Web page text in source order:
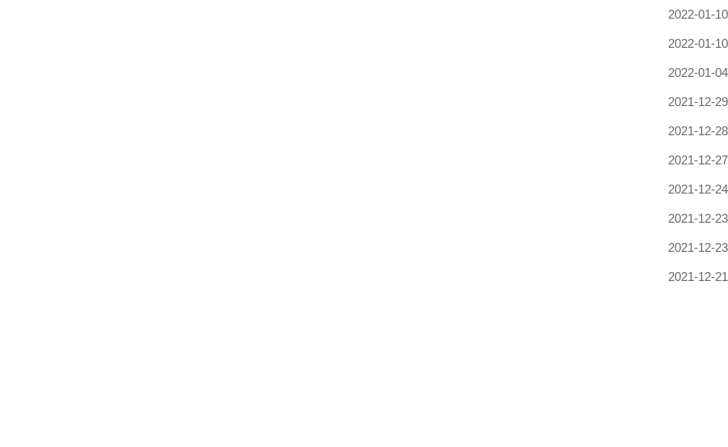
2022-01-10
2022-01-10
2022-01-04
2021-12-29
2021-12-28
2021-12-27
2021-12-24
2021-12-23
2021-12-23
2021-12-21